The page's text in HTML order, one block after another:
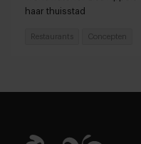
haar thuisstad
Restaurants Concepten